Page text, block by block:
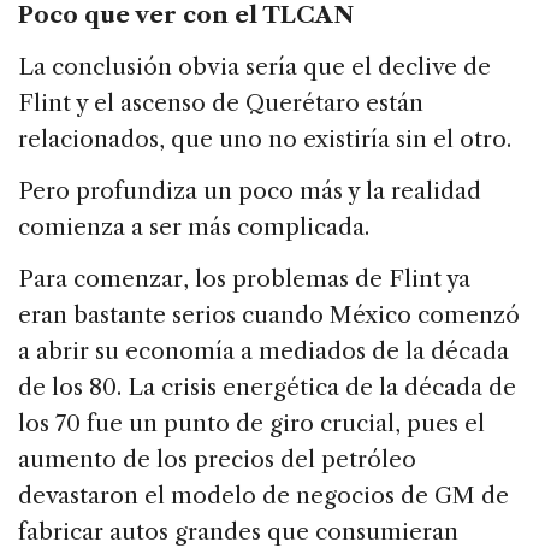
Poco que ver con el TLCAN
La conclusión obvia sería que el declive de
Flint y el ascenso de Querétaro están
relacionados, que uno no existiría sin el otro.
Pero profundiza un poco más y la realidad
comienza a ser más complicada.
Para comenzar, los problemas de Flint ya
eran bastante serios cuando México comenzó
a abrir su economía a mediados de la década
de los 80. La crisis energética de la década de
los 70 fue un punto de giro crucial, pues el
aumento de los precios del petróleo
devastaron el modelo de negocios de GM de
fabricar autos grandes que consumieran